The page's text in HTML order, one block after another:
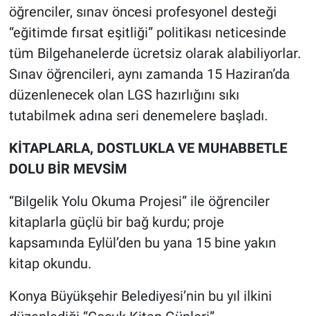
öğrenciler, sınav öncesi profesyonel desteği
“eğitimde fırsat eşitliği” politikası neticesinde
tüm Bilgehanelerde ücretsiz olarak alabiliyorlar.
Sınav öğrencileri, aynı zamanda 15 Haziran’da
düzenlenecek olan LGS hazırlığını sıkı
tutabilmek adına seri denemelere başladı.
KİTAPLARLA, DOSTLUKLA VE MUHABBETLE
DOLU BİR MEVSİM
“Bilgelik Yolu Okuma Projesi” ile öğrenciler
kitaplarla güçlü bir bağ kurdu; proje
kapsamında Eylül’den bu yana 15 bine yakın
kitap okundu.
Konya Büyükşehir Belediyesi’nin bu yıl ilkini